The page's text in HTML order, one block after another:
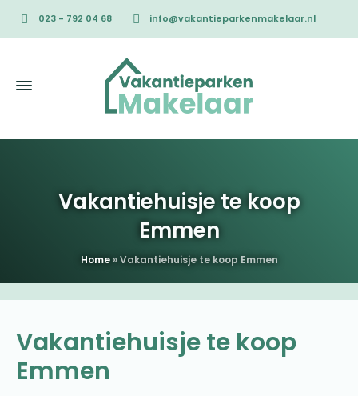
023 - 792 04 68 info@vakantieparkenmakelaar.nl
Vakantiehuisje te koop
Emmen
Home»Vakantiehuisje te koop Emmen
Vakantiehuisje te koop
Emmen